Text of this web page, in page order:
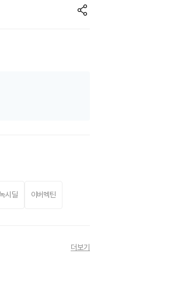
시딜 이버멕틴
더보기